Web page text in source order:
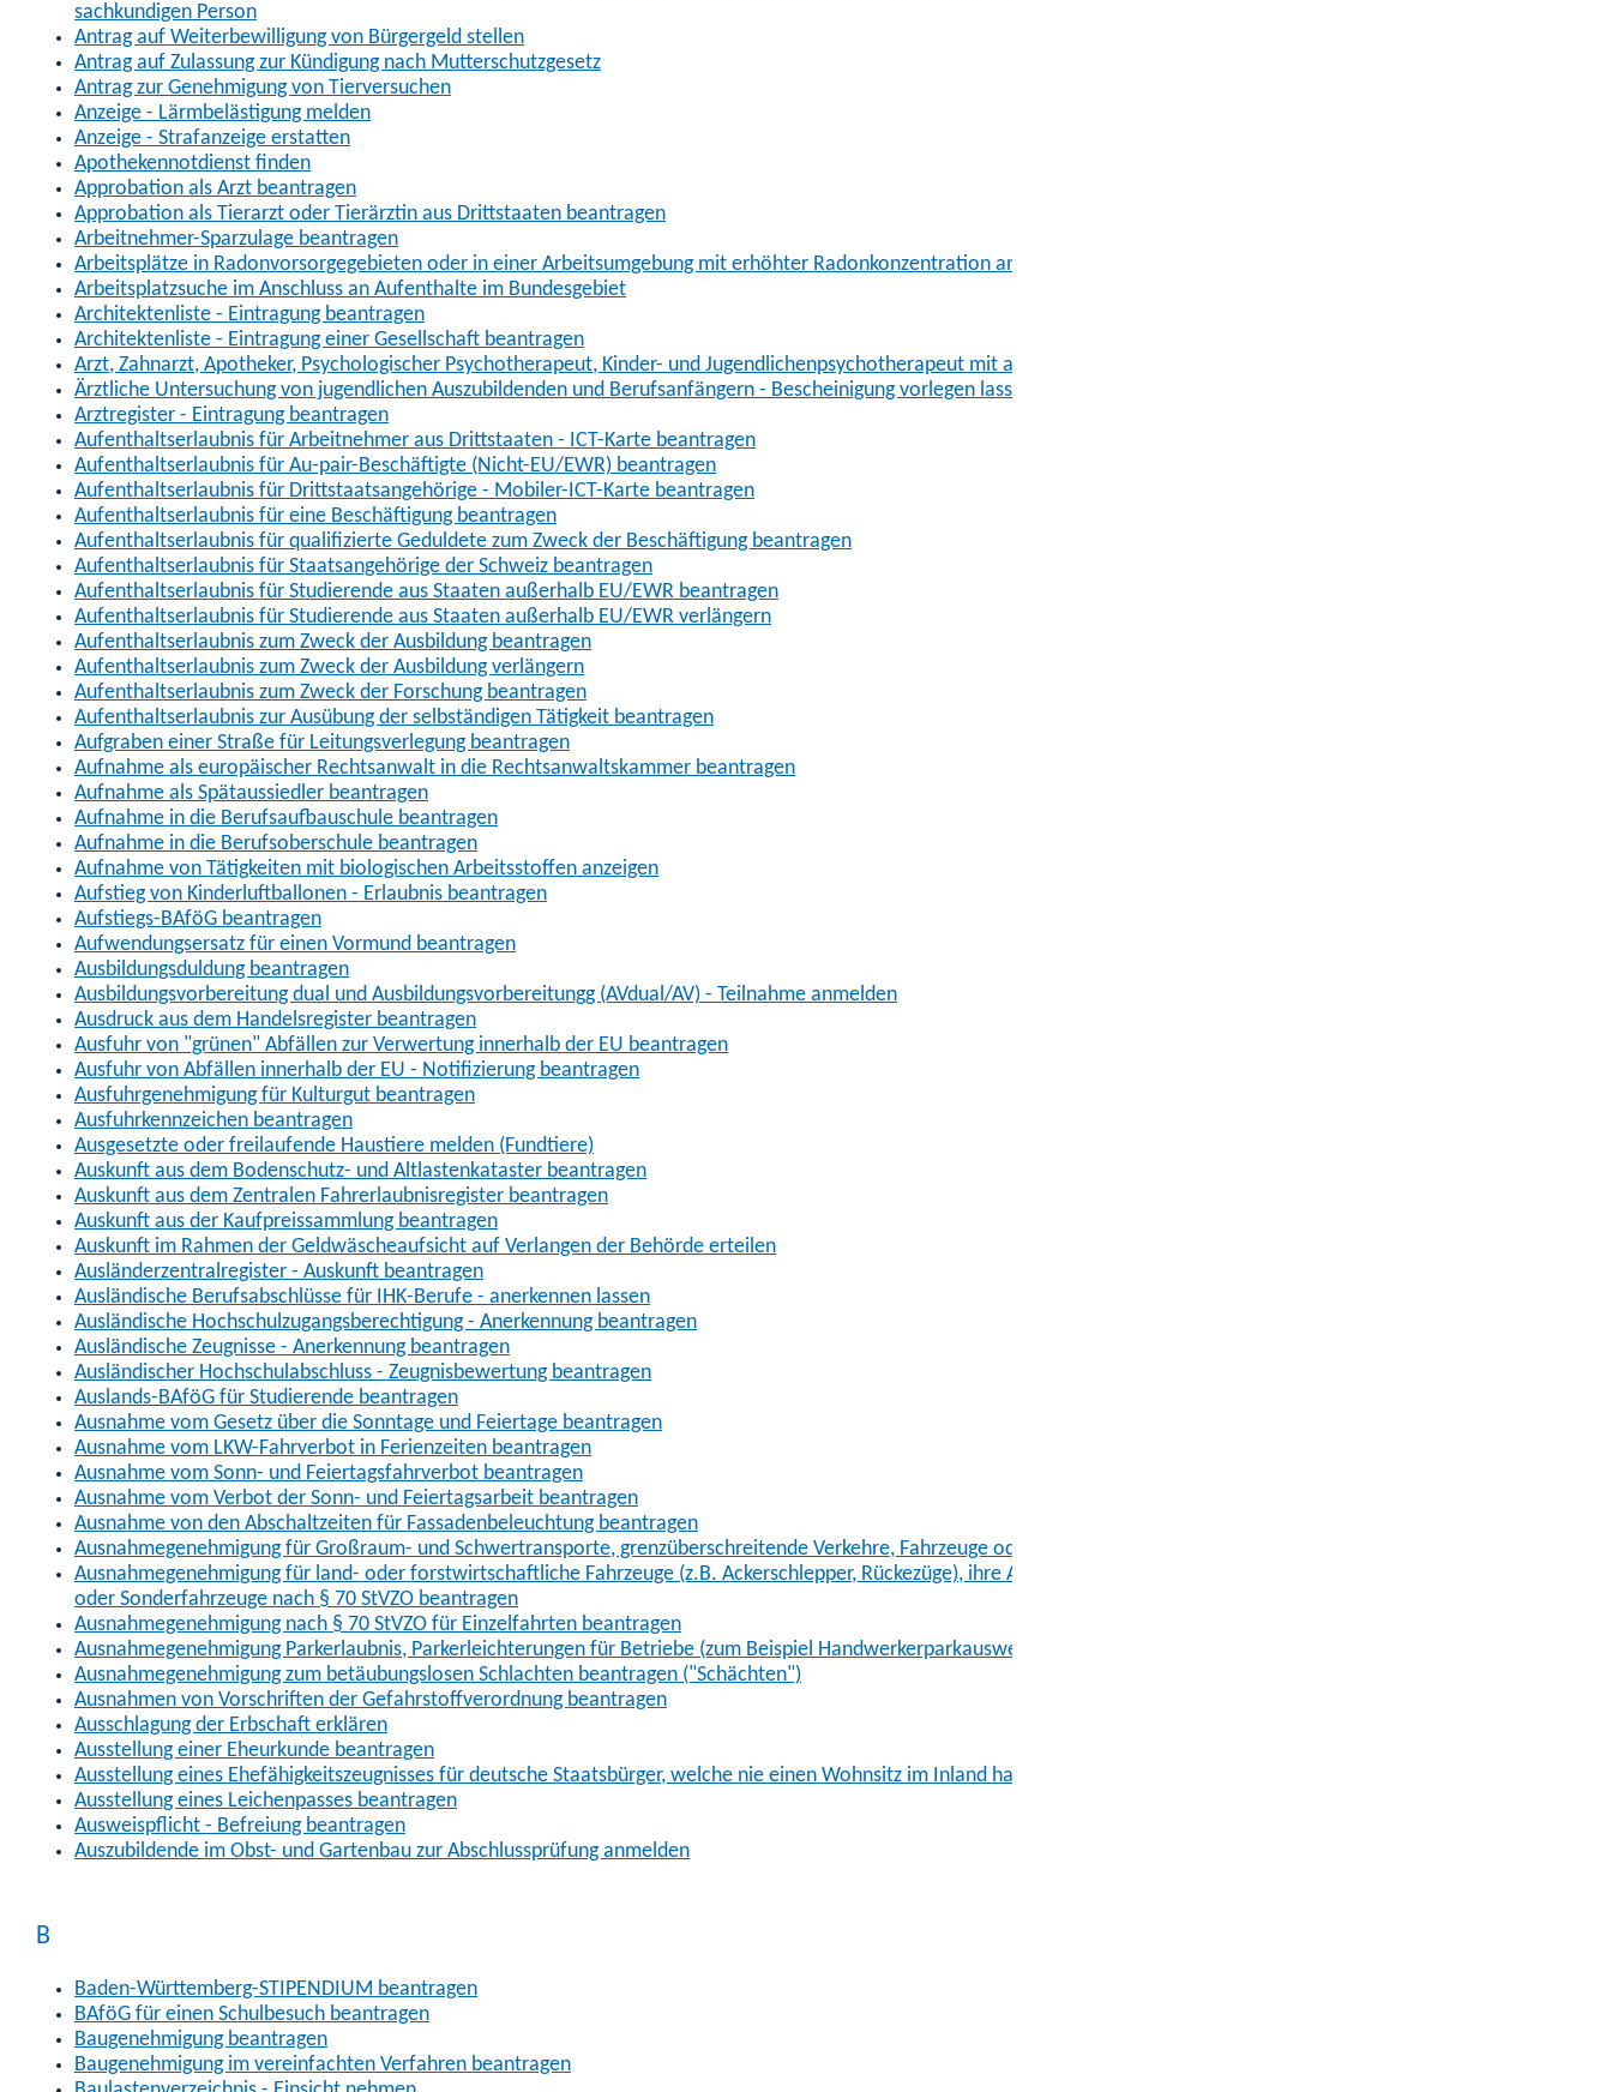
sachkundigen Person
Antrag auf Weiterbewilligung von Bürgergeld stellen
Antrag auf Zulassung zur Kündigung nach Mutterschutzgesetz
Antrag zur Genehmigung von Tierversuchen
Anzeige - Lärmbelästigung melden
Anzeige - Strafanzeige erstatten
Apothekennotdienst finden
Approbation als Arzt beantragen
Approbation als Tierarzt oder Tierärztin aus Drittstaaten beantragen
Arbeitnehmer-Sparzulage beantragen
Arbeitsplätze in Radonvorsorgegebieten oder in einer Arbeitsumgebung mit erhöhter Radonkonzentration anmelden
Arbeitsplatzsuche im Anschluss an Aufenthalte im Bundesgebiet
Architektenliste - Eintragung beantragen
Architektenliste - Eintragung einer Gesellschaft beantragen
Arzt, Zahnarzt, Apotheker, Psychologischer Psychotherapeut, Kinder- und Jugendlichenpsychotherapeut mit ausländischer Berufsausbildung – Approbation beantragen
Ärztliche Untersuchung von jugendlichen Auszubildenden und Berufsanfängern - Bescheinigung vorlegen lassen
Arztregister - Eintragung beantragen
Aufenthaltserlaubnis für Arbeitnehmer aus Drittstaaten - ICT-Karte beantragen
Aufenthaltserlaubnis für Au-pair-Beschäftigte (Nicht-EU/EWR) beantragen
Aufenthaltserlaubnis für Drittstaatsangehörige - Mobiler-ICT-Karte beantragen
Aufenthaltserlaubnis für eine Beschäftigung beantragen
Aufenthaltserlaubnis für qualifizierte Geduldete zum Zweck der Beschäftigung beantragen
Aufenthaltserlaubnis für Staatsangehörige der Schweiz beantragen
Aufenthaltserlaubnis für Studierende aus Staaten außerhalb EU/EWR beantragen
Aufenthaltserlaubnis für Studierende aus Staaten außerhalb EU/EWR verlängern
Aufenthaltserlaubnis zum Zweck der Ausbildung beantragen
Aufenthaltserlaubnis zum Zweck der Ausbildung verlängern
Aufenthaltserlaubnis zum Zweck der Forschung beantragen
Aufenthaltserlaubnis zur Ausübung der selbständigen Tätigkeit beantragen
Aufgraben einer Straße für Leitungsverlegung beantragen
Aufnahme als europäischer Rechtsanwalt in die Rechtsanwaltskammer beantragen
Aufnahme als Spätaussiedler beantragen
Aufnahme in die Berufsaufbauschule beantragen
Aufnahme in die Berufsoberschule beantragen
Aufnahme von Tätigkeiten mit biologischen Arbeitsstoffen anzeigen
Aufstieg von Kinderluftballonen - Erlaubnis beantragen
Aufstiegs-BAföG beantragen
Aufwendungsersatz für einen Vormund beantragen
Ausbildungsduldung beantragen
Ausbildungsvorbereitung dual und Ausbildungsvorbereitungg (AVdual/AV) - Teilnahme anmelden
Ausdruck aus dem Handelsregister beantragen
Ausfuhr von "grünen" Abfällen zur Verwertung innerhalb der EU beantragen
Ausfuhr von Abfällen innerhalb der EU - Notifizierung beantragen
Ausfuhrgenehmigung für Kulturgut beantragen
Ausfuhrkennzeichen beantragen
Ausgesetzte oder freilaufende Haustiere melden (Fundtiere)
Auskunft aus dem Bodenschutz- und Altlastenkataster beantragen
Auskunft aus dem Zentralen Fahrerlaubnisregister beantragen
Auskunft aus der Kaufpreissammlung beantragen
Auskunft im Rahmen der Geldwäscheaufsicht auf Verlangen der Behörde erteilen
Ausländerzentralregister - Auskunft beantragen
Ausländische Berufsabschlüsse für IHK-Berufe - anerkennen lassen
Ausländische Hochschulzugangsberechtigung - Anerkennung beantragen
Ausländische Zeugnisse - Anerkennung beantragen
Ausländischer Hochschulabschluss - Zeugnisbewertung beantragen
Auslands-BAföG für Studierende beantragen
Ausnahme vom Gesetz über die Sonntage und Feiertage beantragen
Ausnahme vom LKW-Fahrverbot in Ferienzeiten beantragen
Ausnahme vom Sonn- und Feiertagsfahrverbot beantragen
Ausnahme vom Verbot der Sonn- und Feiertagsarbeit beantragen
Ausnahme von den Abschaltzeiten für Fassadenbeleuchtung beantragen
Ausnahmegenehmigung für Großraum- und Schwertransporte, grenzüberschreitende Verkehre, Fahrzeuge oder Fahrzeugkombinationen nach § 70 StVZO beantragen
Ausnahmegenehmigung für land- oder forstwirtschaftliche Fahrzeuge (z.B. Ackerschlepper, Rückezüge), ihre Anhänger, Arbeitsmaschinen (z.B. Gabelstapler, Mähdrescher)
oder Sonderfahrzeuge nach § 70 StVZO beantragen
Ausnahmegenehmigung nach § 70 StVZO für Einzelfahrten beantragen
Ausnahmegenehmigung Parkerlaubnis, Parkerleichterungen für Betriebe (zum Beispiel Handwerkerparkausweis)
Ausnahmegenehmigung zum betäubungslosen Schlachten beantragen ("Schächten")
Ausnahmen von Vorschriften der Gefahrstoffverordnung beantragen
Ausschlagung der Erbschaft erklären
Ausstellung einer Eheurkunde beantragen
Ausstellung eines Ehefähigkeitszeugnisses für deutsche Staatsbürger, welche nie einen Wohnsitz im Inland hatten
Ausstellung eines Leichenpasses beantragen
Ausweispflicht - Befreiung beantragen
Auszubildende im Obst- und Gartenbau zur Abschlussprüfung anmelden
B
Baden-Württemberg-STIPENDIUM beantragen
BAföG für einen Schulbesuch beantragen
Baugenehmigung beantragen
Baugenehmigung im vereinfachten Verfahren beantragen